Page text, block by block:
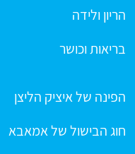
הריון ולידה
בריאות וכושר
הפינה של איציק הליצן
חוג הבישול של אמאבא